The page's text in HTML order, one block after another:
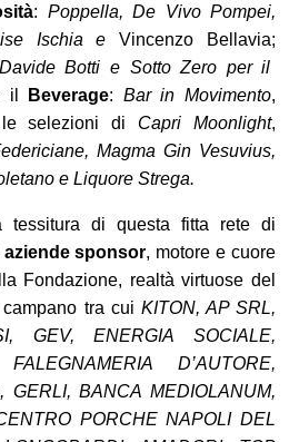
: Poppella, De Vivo Pompei,
Ischia e Vincenzo Bellavia;
Botti e Sotto Zero per il
il Beverage: Bar in Movimento,
selezioni di Capri Moonlight,
Magma Gin Vesuvius,
e Liquore Strega.
tessitura di questa fitta rete di
aziende sponsor, motore e cuore
Fondazione, realtà virtuose del
tra cui KITON, AP SRL,
GEV, ENERGIA SOCIALE,
D’AUTORE,
GERLI, BANCA MEDIOLANUM,
PORCHE NAPOLI DEL